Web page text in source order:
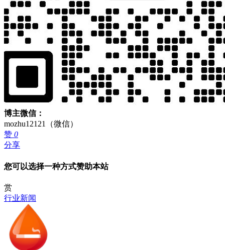
博主微信：
mozhu12121（微信）
赞 0
分享
您可以选择一种方式赞助本站
赏
行业新闻